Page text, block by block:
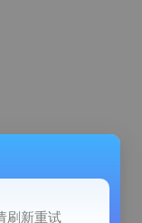
刷新重试